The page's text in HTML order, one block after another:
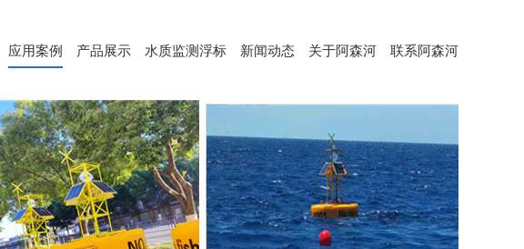
应用案例 产品展示 水质监测浮标 新闻动态 关于阿森河 联系阿森河